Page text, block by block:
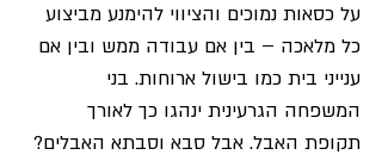
על כסאות נמוכים והציווי להימנע מביצוע
כל מלאכה – בין אם עבודה ממש ובין אם
ענייני בית כמו בישול ארוחות. בני
המשפחה הגרעינית ינהגו כך לאורך
תקופת האבל. אבל סבא וסבתא האבלים?